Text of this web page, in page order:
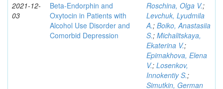
2021-12-
03
Beta-Endorphin and
Oxytocin in Patients with
Alcohol Use Disorder and
Comorbid Depression
Roschina, Olga V.;
Levchuk, Lyudmila
A.; Boiko, Anastasiia
S.; Michalitskaya,
Ekaterina V.;
Epimakhova, Elena
V.; Losenkov,
Innokentiy S.;
Simutkin, German